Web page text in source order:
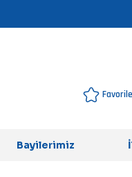
Bayilerimiz